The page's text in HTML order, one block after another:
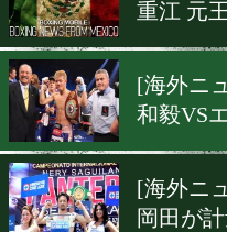
▶ 新着 KO KiNG ダ
[メキ
重江
[海